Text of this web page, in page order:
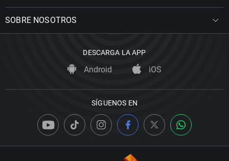
SOBRE NOSOTROS
DESCARGA LA APP
Android iOS
SÍGUENOS EN